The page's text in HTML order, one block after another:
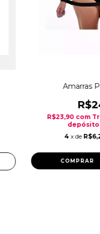
Amarras
R$23,90 com
4 x de